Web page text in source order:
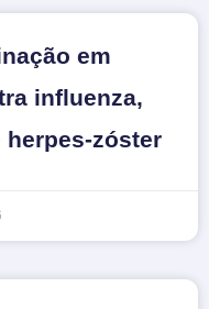
em
influenza,
zóster